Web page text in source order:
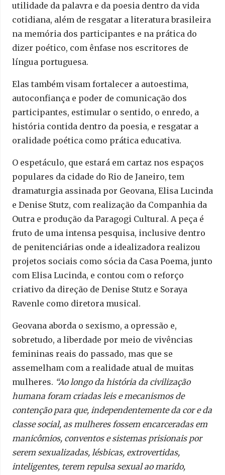
utilidade da palavra e da poesia dentro da vida
cotidiana, além de resgatar a literatura brasileira
na memória dos participantes e na prática do
dizer poético, com ênfase nos escritores de
língua portuguesa.
Elas também visam fortalecer a autoestima,
autoconfiança e poder de comunicação dos
participantes, estimular o sentido, o enredo, a
história contida dentro da poesia, e resgatar a
oralidade poética como prática educativa.
O espetáculo, que estará em cartaz nos espaços
populares da cidade do Rio de Janeiro, tem
dramaturgia assinada por Geovana, Elisa Lucinda
e Denise Stutz, com realização da Companhia da
Outra e produção da Paragogi Cultural. A peça é
fruto de uma intensa pesquisa, inclusive dentro
de penitenciárias onde a idealizadora realizou
projetos sociais como sócia da Casa Poema, junto
com Elisa Lucinda, e contou com o reforço
criativo da direção de Denise Stutz e Soraya
Ravenle como diretora musical.
Geovana aborda o sexismo, a opressão e,
sobretudo, a liberdade por meio de vivências
femininas reais do passado, mas que se
assemelham com a realidade atual de muitas
mulheres. “Ao longo da história da civilização
humana foram criadas leis e mecanismos de
contenção para que, independentemente da cor e da
classe social, as mulheres fossem encarceradas em
manicômios, conventos e sistemas prisionais por
serem sexualizadas, lésbicas, extrovertidas,
inteligentes, terem repulsa sexual ao marido,